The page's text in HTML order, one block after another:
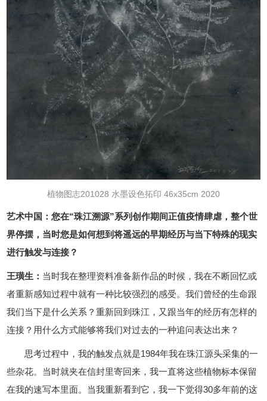
植物图志201028 水墨设色拓印 46x35cm 2020
艺术中国：您在“珠江溯源”系列创作期间正值疫情肆虐，整个世
界停摆，当时您是如何想到将遥远的早期经历与当下特殊的现实
进行触发与连接？
王璜生： 当时我在整理资料准备新作品的时候，我在不断回忆或
者重新感知过程中就有一种比较强烈的感受。我们曾经的生命跟
我们当下是什么关系？重新回到珠江，又跟当年的经历有怎样的
连接？用什么方式能够将我们对过去的一种追问表达出来？
思考过程中，我的触发点就是1984年我在珠江源头采集的一
些杂花。当时就夹在信封里寄回来，我一直将这些植物标本保留
在我的速写本里面。当我重新看到它，我一下觉得30多年前的这